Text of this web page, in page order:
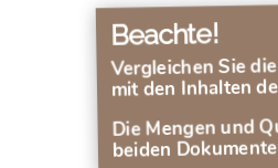
Beachte!
Vergleichen Sie
mit den Inhalten
Die Mengen und
beiden